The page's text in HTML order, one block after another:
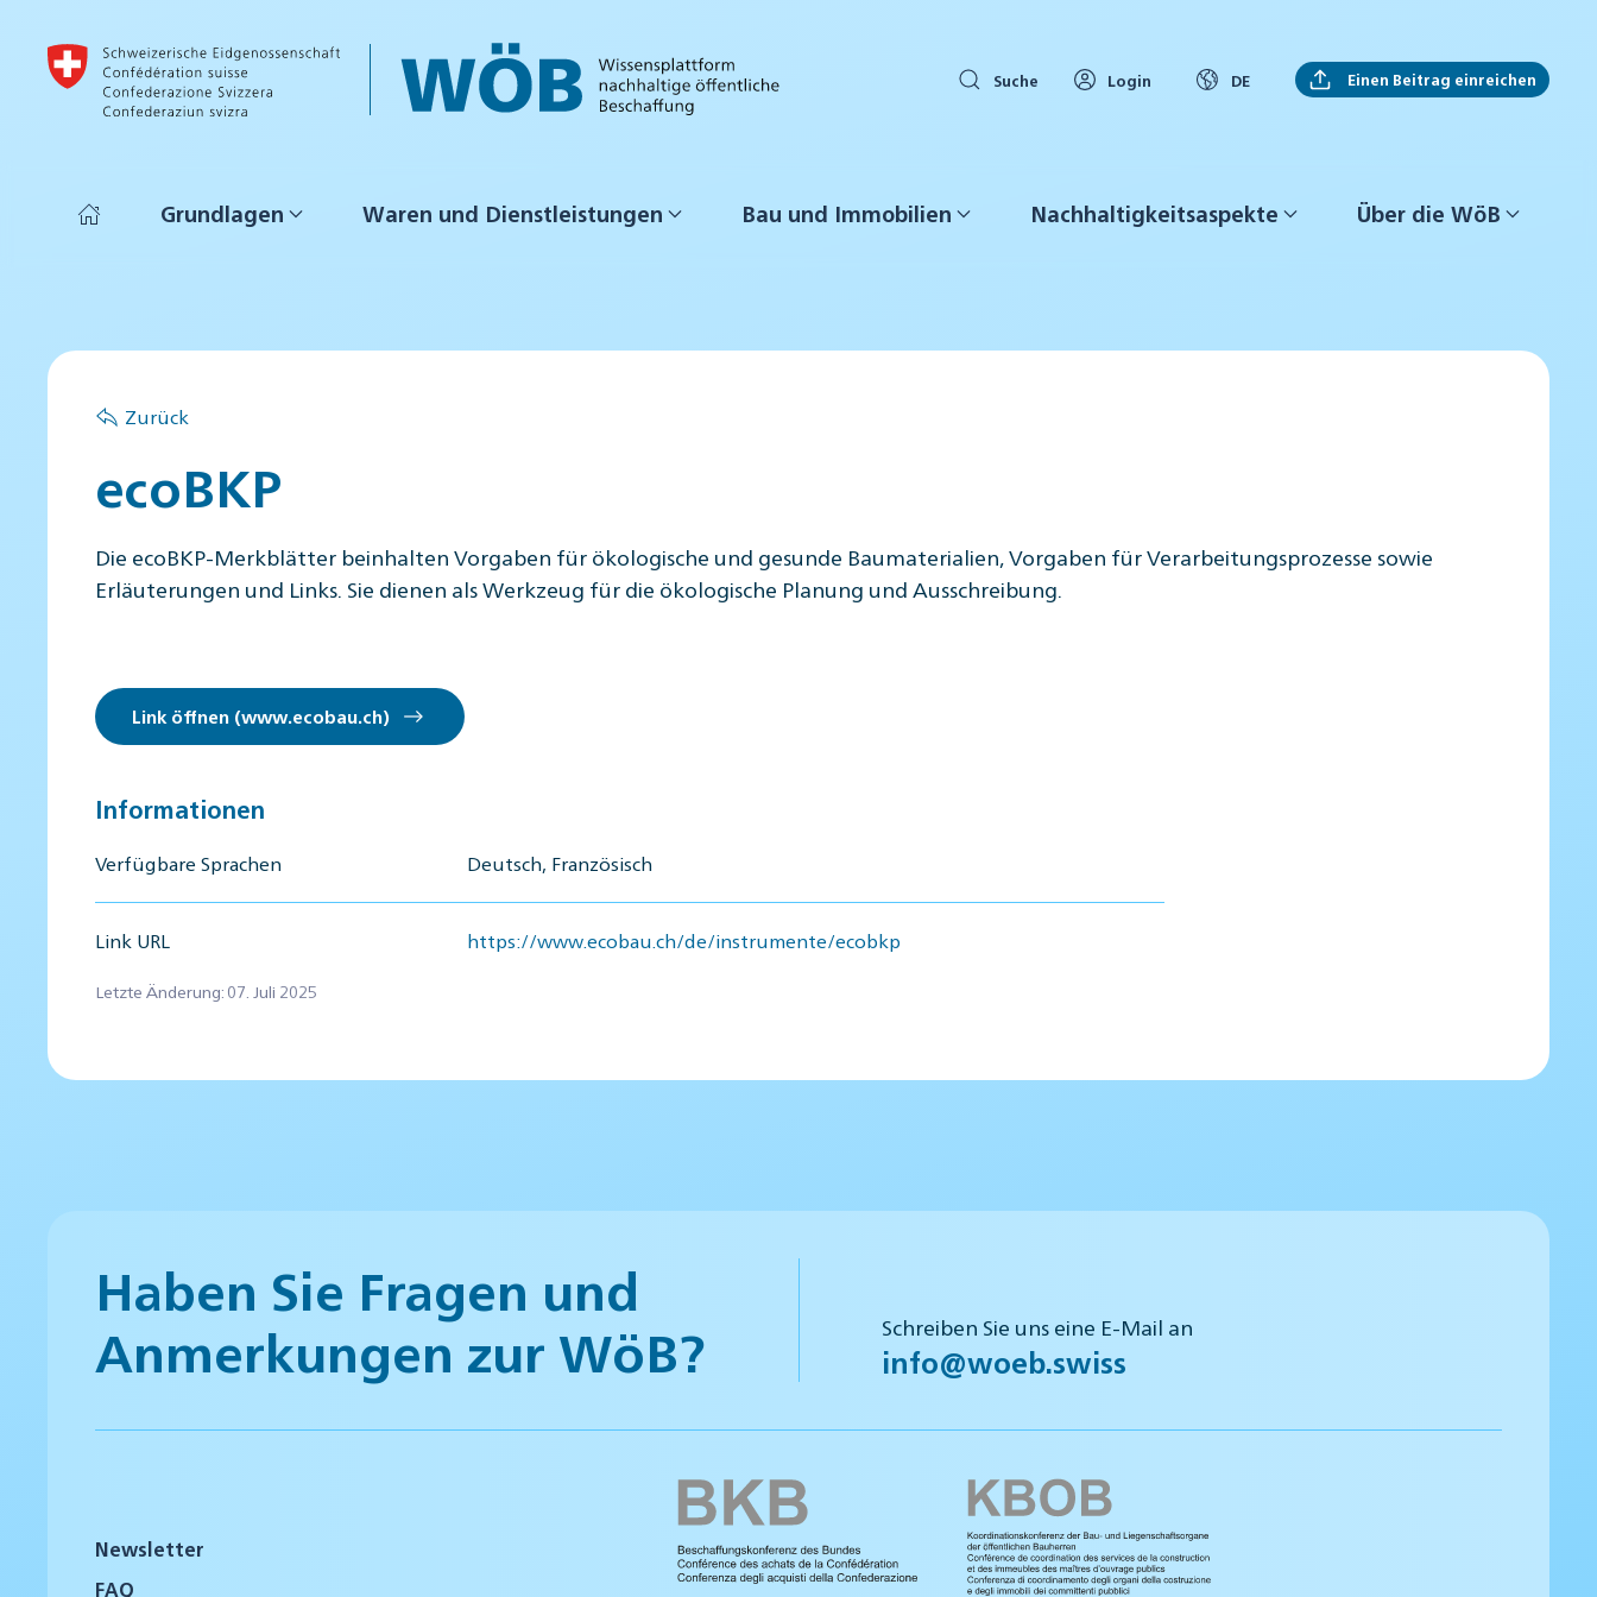
Skip to main content
Suche Login DE Einen Beitrag einreichen
Grundlagen Waren und Dienstleistungen Bau und Immobilien Nachhaltigkeitsaspekte Über die WöB
Zurück
ecoBKP
Die ecoBKP-Merkblätter beinhalten Vorgaben für ökologische und gesunde Baumaterialien, Vorgaben für Verarbeitungsprozesse sowie
Erläuterungen und Links. Sie dienen als Werkzeug für die ökologische Planung und Ausschreibung.
Link öffnen (www.ecobau.ch)
Informationen
Verfügbare Sprachen Deutsch, Französisch
Link URL https://www.ecobau.ch/de/instrumente/ecobkp
Letzte Änderung: 07. Juli 2025
Haben Sie Fragen und
Anmerkungen zur WöB?
Schreiben Sie uns eine E-Mail an
info@woeb.swiss
Newsletter
FAQ